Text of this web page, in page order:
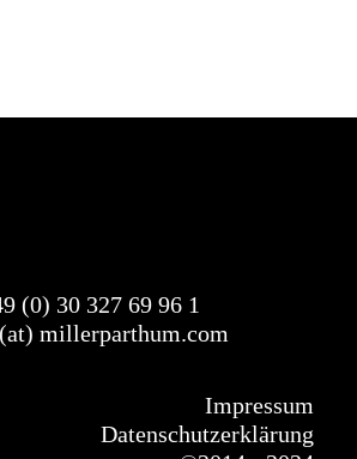
(0) 30 327 6996 1
millerparthum.com
Impressum
Datenschutzerklärung